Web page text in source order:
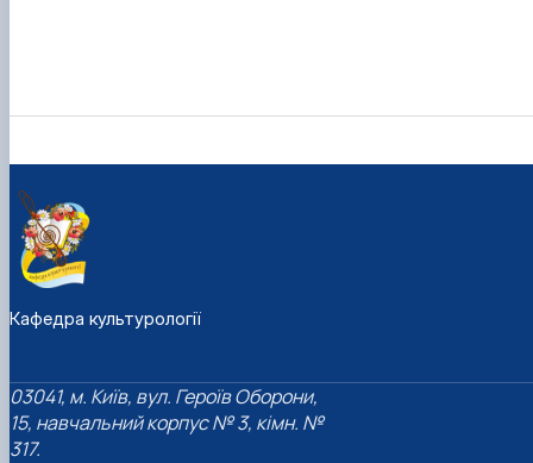
Кафедра культурології
03041, м. Київ, вул. Героїв Оборони,
15, навчальний корпус № 3, кімн. №
317.